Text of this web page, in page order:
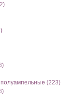
(223)